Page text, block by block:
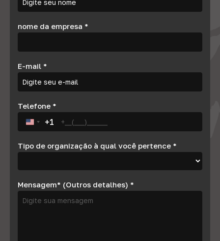
nome da empresa *
E-mail *
Telefone *
United States +1
+1
Tipo de organização à qual você pertence *
Mensagem* (Outros detalhes) *